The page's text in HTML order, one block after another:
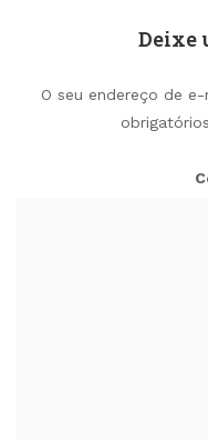
Deixe
O seu endereço de